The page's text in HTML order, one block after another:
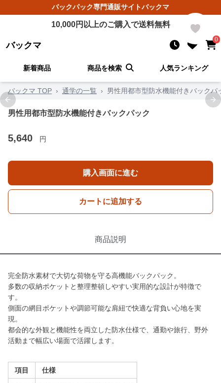
バックパック専門通販サイトバックマ
10,000円以上のご購入で送料無料
バックマ
0
新着商品 商品を検索 人気ランキング
バックマ TOP › 通学の一覧 ›
男性用都市型防水機能付きバックパ
Previous slide
男性用都市型防水機能付きバックパック
5,640 円
購入画面に進む
カートに追加する
商品説明
完全防水素材で大切な荷物を守る高機能バックパック。
多数の収納ポケットと整理整頓しやすい実用的な設計が特徴で
す。
側面の網目ポケットや調節可能な肩紐で快適な背負い心地を実
現。
都会的な外観と機能性を両立した防水仕様で、通勤や旅行、野外
活動まで幅広い場面で活躍します。
項目 仕様